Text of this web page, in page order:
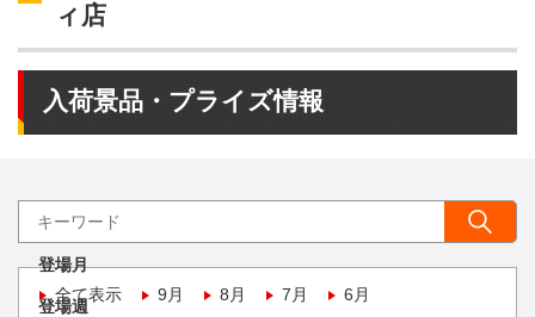
ィ店
入荷景品・プライズ情報
登場月
全て表示
9月 8月 7月 6月
登場週